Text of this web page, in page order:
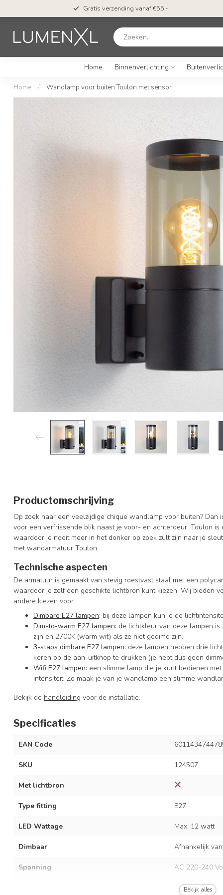
Gratis verzending vanaf €55,-
Home Binnenverlichting
Home / Wandlamp voor buiten Toulon met sensor
Productomschrijving
Op zoek naar een veelzijdige chique wandlamp voor buiten?
voor een verfrissende blik naast je voor- en achterdeur. Toulon
waardoor je nooit meer in het donker op zoek zult zijn naar je
met wandarmatuur Toulon.
Technische aspecten
De armatuur is gemaakt van stevig roestvast staal met een
waardoor je zelf een geschikte lichtbron kunt kiezen. Wij bieden
andere kiezen voor:
Dimbare E27 lampen: bij deze lampen kun je de
Dim-to-warm E27 lampen: de lichtkleur van deze lampen
zijn en 2700K (warm wit) als ze niet gedimd zijn.
3-staps dimbare E27 lampen: deze lampen hebben drie
keren op de aan-uitknop te drukken (je hebt dus geen
Wifi E27 lampen: een slimme lamp die je kunt bedienen
intensiteit. Zo maak je van je wandlamp een slimme
Bekijk de handleiding voor de installatie.
Specificaties
EAN Code
SKU 124507
Met lichtbron
Type fitting E27
LED Wattage Max. 12 watt
Dimbaar Afhankelijk
Spanning AC 220-240
50/60 Hz
Bekijk alles